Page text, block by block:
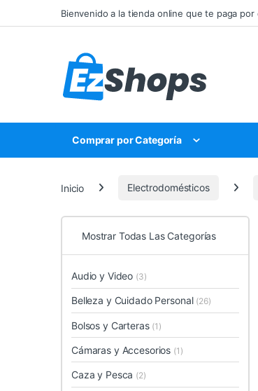
Saltar a la navegación
Saltar al contenidoBienvenido a la tienda online que te paga por
Comprar por Categoría
Inicio Electrodomésticos
Mostrar Todas Las Categorías
Audio y Video (3)
Belleza y Cuidado Personal (26)
Bolsos y Carteras (1)
Cámaras y Accesorios (1)
Caza y Pesca (2)